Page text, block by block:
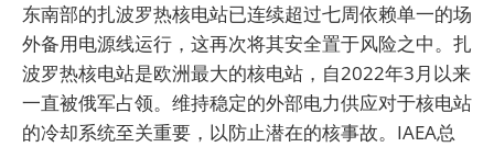
东南部的扎波罗热核电站已连续超过七周依赖单一的场
外备用电源线运行，这再次将其安全置于风险之中。扎
波罗热核电站是欧洲最大的核电站，自2022年3月以来
一直被俄军占领。维持稳定的外部电力供应对于核电站
的冷却系统至关重要，以防止潜在的核事故。IAEA总